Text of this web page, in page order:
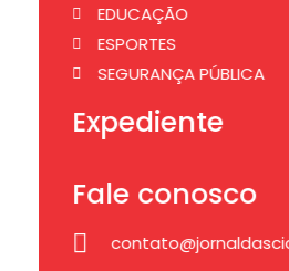
EDUCAÇÃO
ESPORTES
SEGURANÇA PÚBLICA
Expediente
Fale conosco